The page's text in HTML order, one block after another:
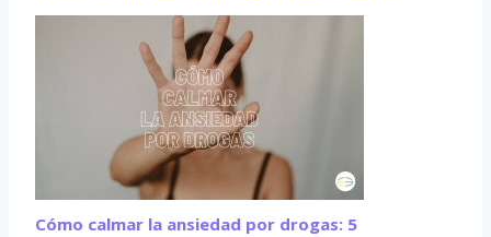
Cómo calmar la ansiedad por drogas: 5